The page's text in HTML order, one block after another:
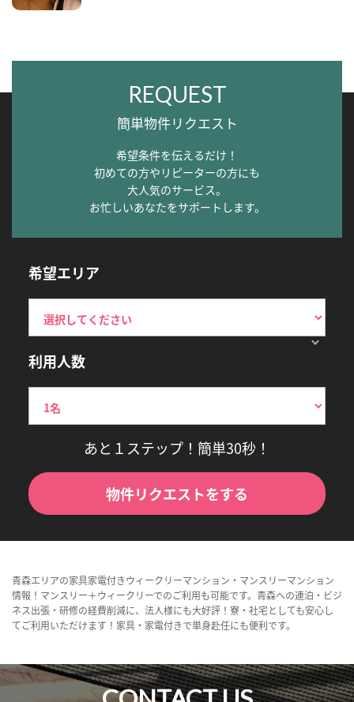
REQUEST
簡単物件リクエスト
希望条件を伝えるだけ！
初めての方やリピーターの方にも
大人気のサービス。
お忙しいあなたをサポートします。
希望エリア
利用人数
あと１ステップ！簡単30秒！
物件リクエストをする
青森エリアの家具家電付きウィークリーマンション・マンスリーマンション
情報！マンスリー＋ウィークリーでのご利用も可能です。青森への連泊・ビジ
ネス出張・研修の経費削減に、法人様にも大好評！寮・社宅としても安心し
てご利用いただけます！家具・家電付きで単身赴任にも便利です。